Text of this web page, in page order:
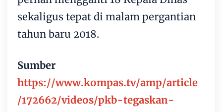
sekaligus tepat di malam pergantian
tahun baru 2018.
Sumber
https://www.kompas.tv/amp/article
/172662/videos/pkb-tegaskan-